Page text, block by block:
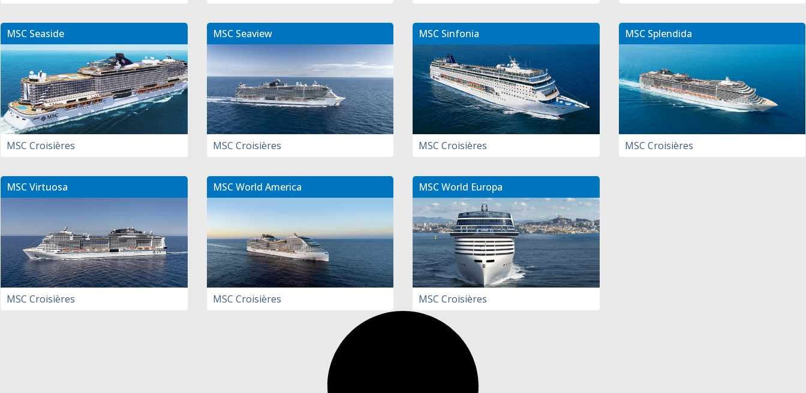
MSC Seaside
MSC Croisières
MSC Seaview
MSC Croisières
MSC Sinfonia
MSC Croisières
MSC Splendida
MSC Croisières
MSC Virtuosa
MSC Croisières
MSC World America
MSC Croisières
MSC World Europa
MSC Croisières